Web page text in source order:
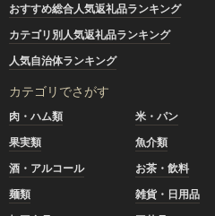
おすすめ総合人気返礼品ランキング
カテゴリ別人気返礼品ランキング
人気自治体ランキング
カテゴリでさがす
肉・ハム類 米・パン
果実類
魚介類
酒・アルコール
お茶・飲料
麺類
雑貨・日用品